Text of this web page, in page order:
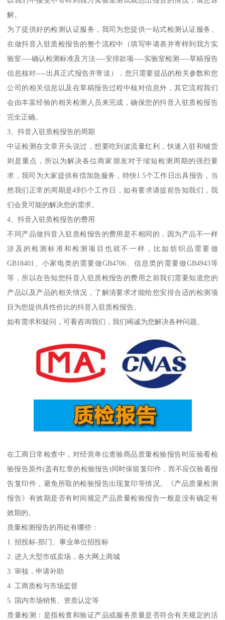
解。
为了提供好的检测认证服务，我司为您提供一站式检测认证服务。
在做抖音入驻质检报告的整个流程中（填写申请表并寄样到我方实
验室----确认检测标准及方法----安排款项----实验室检测----草稿报告
信息核对----出具正式报告并寄送），您只需要提品的相关参数和您
公司的相关信息以及在草稿报告过程中核对信息外，其它流程我们
会由丰富经验的相关检测人员来完成，确保您的抖音入驻质检报告
完全正确。
3、抖音入驻质检报告的周期
中证检测在文章开头说过，想要吃到波流量红利，快速入驻和铺货
则是重点，所以为解决各位商家朋友对于缩短检测周期的强烈要
求，我司为大家提供有偿加急服务，特快1.5个工作日出具报告，当
然我们正常的周期是4到5个工作日，如有要求请提前告知我们，我
们会竟可能的解决您的需求。
4、抖音入驻质检报告的费用
不同产品做抖音入驻质检报告的费用是不相同的，因为产品不一样
涉及的检测标准和检测项目也就不一样，比如纺织品需要做
GB18401、小家电类的需要做GB4706、信息类的需要做GB4943等
等，所以在告知您抖音入驻质检报告的费用之前我们需要知道您的
产品以及产品的相关情况，了解清要求才能给您安排合适的检测项
目为您提供具性价比的抖音入驻质检报告。
如有需求和疑问，可看咨询我们，我们竭诚为您解决各种问题。
在工商日常检查中，对经营单位查验商品质量检验报告时应验看检
验报告原件(盖有红章的检验报告)同时保留复印件，而不应仅验看报
告复印件，避免所取的检验报告出现复印等情况。《产品质量检测
报告》有效期是否有时间规定产品质量检验报告一般是没有确定有
效期的。
质量检测报告的用处有哪些：
1. 招投标-部门、事业单位招投标
2. 进入大型市或卖场，各大网上商城
3. 审核，申请补助
4. 工商质检与市场监督
5. 国内市场销售、资质认定等
质量检测：是指检查和验证产品或服务质量是否符合有关规定的活